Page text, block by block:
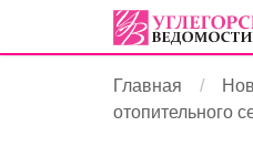
Главная
отопительного